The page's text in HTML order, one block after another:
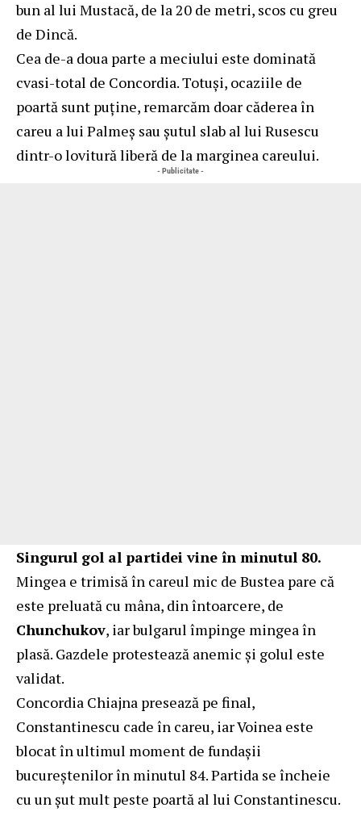
bun al lui Mustacă, de la 20 de metri, scos cu greu
de Dincă.
Cea de-a doua parte a meciului este dominată
cvasi-total de Concordia. Totuși, ocaziile de
poartă sunt puține, remarcăm doar căderea în
careu a lui Palmeș sau șutul slab al lui Rusescu
dintr-o lovitură liberă de la marginea careului.
- Publicitate -
Singurul gol al partidei vine în minutul 80.
Mingea e trimisă în careul mic de Bustea pare că
este preluată cu mâna, din întoarcere, de
Chunchukov, iar bulgarul împinge mingea în
plasă. Gazdele protestează anemic și golul este
validat.
Concordia Chiajna presează pe final,
Constantinescu cade în careu, iar Voinea este
blocat în ultimul moment de fundașii
bucureștenilor în minutul 84. Partida se încheie
cu un șut mult peste poartă al lui Constantinescu.